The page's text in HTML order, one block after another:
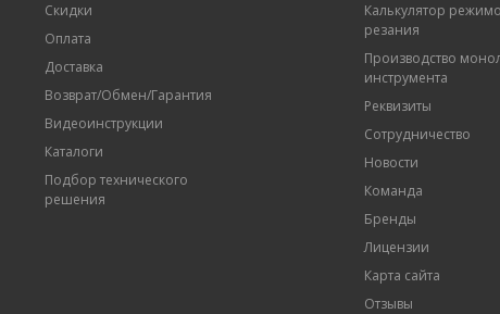
Скидки
Оплата
Доставка
Возврат/Обмен/Гарантия
Видеоинструкции
Каталоги
Подбор технического
решения
Калькулятор
резания
Производство
инструмента
Реквизиты
Сотрудничество
Новости
Команда
Бренды
Лицензии
Карта сайта
Отзывы